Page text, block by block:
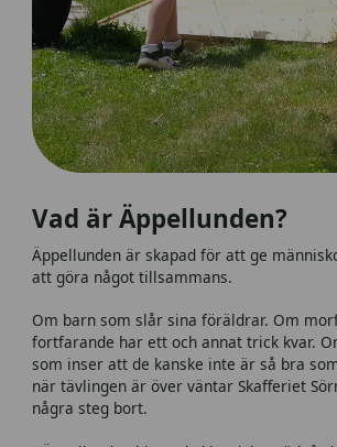
Vad är Äppellunden?
Äppellunden är skapad för att ge
att göra något tillsammans.
Om barn som slår sina föräldrar. Om
fortfarande har ett och annat trick kvar.
som inser att de kanske inte är så bra
när tävlingen är över väntar Skafferiet
några steg bort.